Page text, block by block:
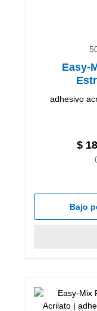
Easy-
adhesivo
$
Bajo